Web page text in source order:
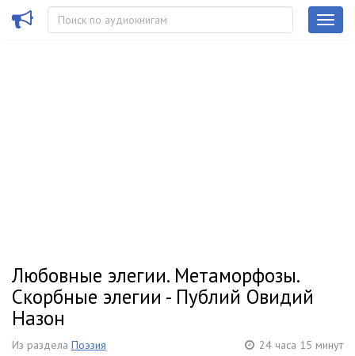
Любовные элегии. Метаморфозы.
Скорбные элегии - Публий Овидий
Назон
Из раздела Поэзия 24 часа 15 минут